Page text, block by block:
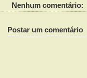
Nenhum comentário:
Postar um comentário